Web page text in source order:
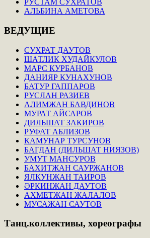
РУСТАМ СУХРАТОВ
АЛЬБИНА АМЕТОВА
ВЕДУЩИЕ
СУХРАТ ДАУТОВ
ШАТЛИК ХУДАЙКУЛОВ
МАРС КУРБАНОВ
ДАНИЯР КУНАХУНОВ
БАТУР ГАППАРОВ
РУСЛАН РАЗИЕВ
АЛИМЖАН БАВДИНОВ
МУРАТ АЙСАРОВ
ДИЛЬШАТ ЗАКИРОВ
РУФАТ АБЛИЗОВ
КАМУНАР ТУРСУНОВ
БАГДАН (ДИЛЬШАТ НИЯЗОВ)
УМУТ МАНСУРОВ
БАХИТЖАН САУРЖАНОВ
ЯЛКУНЖАН ТАИРОВ
ӘРКИНЖАН ДАУТОВ
АХМЕТЖАН ЖАЛАЛОВ
МУСАЖАН САУТОВ
Танц.коллективы, хореографы